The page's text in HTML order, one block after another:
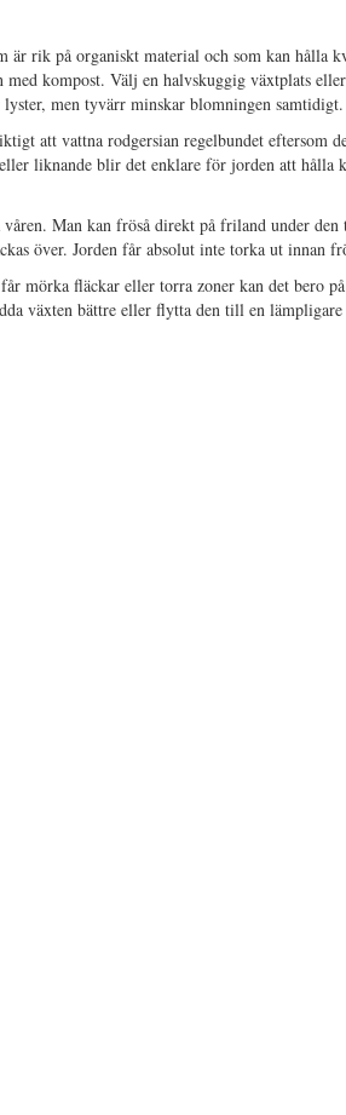
är rik på organiskt material och som kan hålla
kompost. Välj en halvskuggig växtplats
men tyvärr minskar blomningen samtidigt.
att vattna rodgersian regelbundet eftersom
liknande blir det enklare för jorden att hålla
våren. Man kan fröså direkt på friland under
över. Jorden får absolut inte torka ut innan
mörka fläckar eller torra zoner kan det bero
växten bättre eller flytta den till en lämpligare